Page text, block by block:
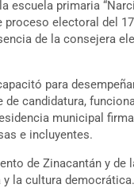
escuela primaria
electoral del
de la consejera
para
candidatura,
municipal
e incluyentes.
de Zinacantán y de
la cultura democrática.